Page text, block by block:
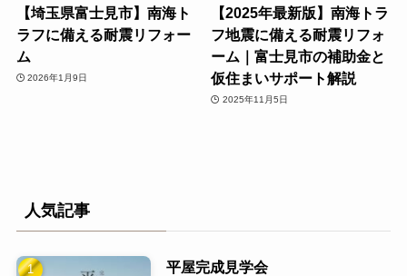
【埼玉県富士見市】南海ト
ラフに備える耐震リフォー
ム
2026年1月9日
【2025年最新版】南海トラ
フ地震に備える耐震リフォ
ーム｜富士見市の補助金と
仮住まいサポート解説
2025年11月5日
人気記事
平屋完成見学会